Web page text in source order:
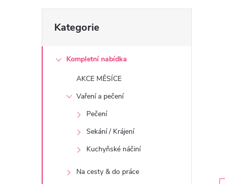
o
kategorie
Kategorie
Kompletní nabídka
AKCE MĚSÍCE
Vaření a pečení
Pečení
Sekání / Krájení
Kuchyňské náčiní
Na cesty & do práce